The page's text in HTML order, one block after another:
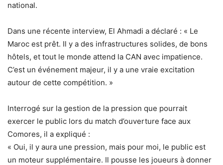
national.
Dans une récente interview, El Ahmadi a déclaré : « Le
Maroc est prêt. Il y a des infrastructures solides, de bons
hôtels, et tout le monde attend la CAN avec impatience.
C’est un événement majeur, il y a une vraie excitation
autour de cette compétition. »
Interrogé sur la gestion de la pression que pourrait
exercer le public lors du match d’ouverture face aux
Comores, il a expliqué :
« Oui, il y aura une pression, mais pour moi, le public est
un moteur supplémentaire. Il pousse les joueurs à donner